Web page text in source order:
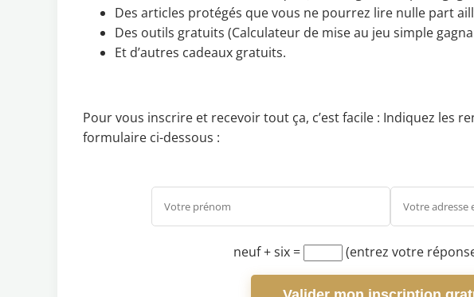
Des articles protégés que vous ne pourrez lire nulle part
Des outils gratuits (Calculateur de mise au jeu simple
Et d’autres cadeaux gratuits.
Pour vous inscrire et recevoir tout ça, c’est facile : Indiquez les
formulaire ci-dessous :
neuf + six = (entrez votre